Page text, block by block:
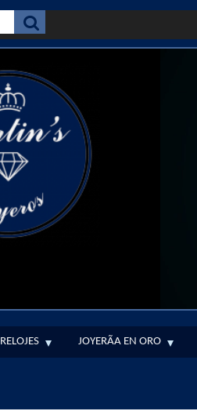
RELOJES JOYERÃ­A EN ORO